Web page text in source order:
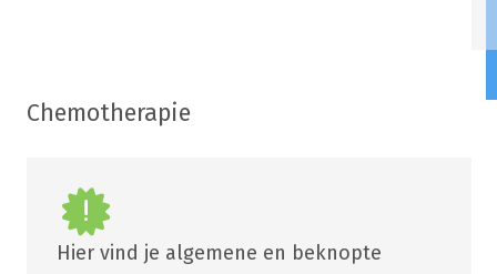
Chemotherapie
Hier vind je algemene en beknopte